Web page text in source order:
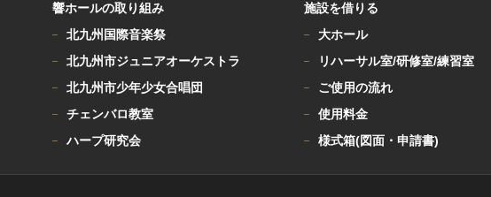
響ホールの取り組み
北九州国際音楽祭
北九州市ジュニアオーケストラ
北九州市少年少女合唱団
チェンバロ教室
ハープ研究会
施設を借りる
大ホール
リハーサル室/研修室/練習室
ご使用の流れ
使用料金
様式箱(図面・申請書)